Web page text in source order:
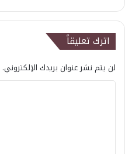
اترك تعليقاً
لن يتم نشر عنوان بريدك الإلكتروني.